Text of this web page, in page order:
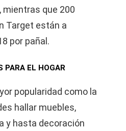
mientras que 200
Target están a
por pañal.
PARA EL HOGAR
popularidad como la
hallar muebles,
y hasta decoración